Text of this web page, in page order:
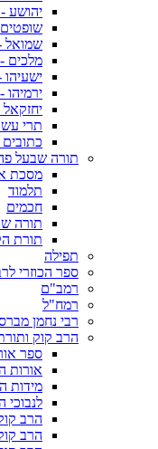
יהושע
שמואל
מלכים
תרי
תורה שבעל
מסכת
תלמוד
חכמים
תורה
תורת
תפילה
ספר הכוזרי
רמב"ם
רמח"ל
רבי נחמן
הרב קוק
ספר
אורות
מידות
לנבוכי
הרב
הרב